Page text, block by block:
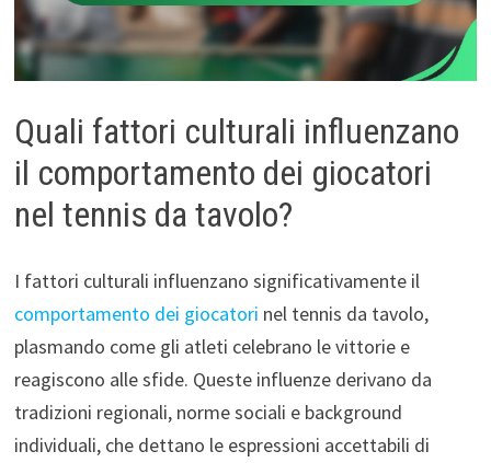
Quali fattori culturali influenzano
il comportamento dei giocatori
nel tennis da tavolo?
I fattori culturali influenzano significativamente il
comportamento dei giocatori nel tennis da tavolo,
plasmando come gli atleti celebrano le vittorie e
reagiscono alle sfide. Queste influenze derivano da
tradizioni regionali, norme sociali e background
individuali, che dettano le espressioni accettabili di